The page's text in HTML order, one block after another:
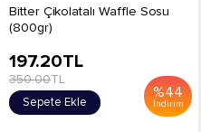
Bitter Çikolatalı Waffle Sosu
(800gr)
%44
İndirim
197.20TL
350.00TL
Sepete Ekle